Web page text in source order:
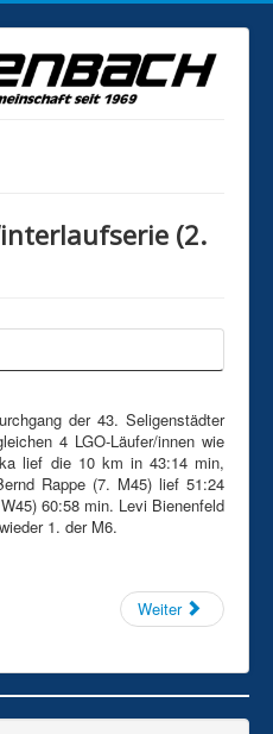
(2.
der 43. Seligenstädter
4 LGO-Läufer/innen wie
lief die 10 km in 43:14 min,
Rappe (7. M45) lief 51:24
60:58 min. Levi Bienenfeld
1. der M6.
Weiter